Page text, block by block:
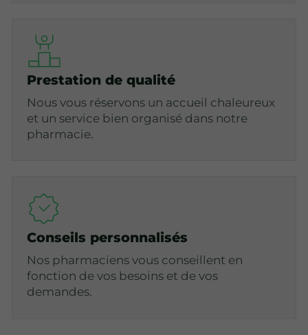
Prestation de qualité
Nous vous réservons un accueil chaleureux
et un service bien organisé dans notre
pharmacie.
Conseils personnalisés
Nos pharmaciens vous conseillent en
fonction de vos besoins et de vos
demandes.